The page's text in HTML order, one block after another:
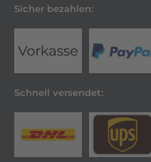
Sicher bezahlen:
Schnell versendet: